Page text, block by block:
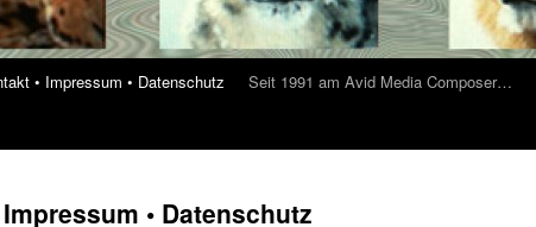
• Impressum • Datenschutz Seit 1991 am Avid Media Composer…
• Datenschutz